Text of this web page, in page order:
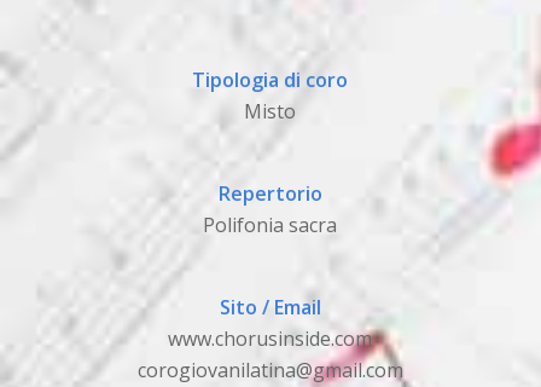
Tipologia di coro
Misto
Repertorio
Polifonia sacra
Sito / Email
www.chorusinside.com
corogiovanilatina@gmail.com